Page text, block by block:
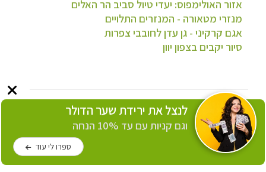
אזור האולימפוס: יעדי טיול סביב הר האלים
מנזרי מטאורה - המנזרים התלויים
אגם קרקיני - גן עדן לחובבי צפרות
סיור יקבים בצפון יוון
לנצל את ירידת שער הדולר
וגם קניות עם עד 10% הנחה
ספרו לי עוד